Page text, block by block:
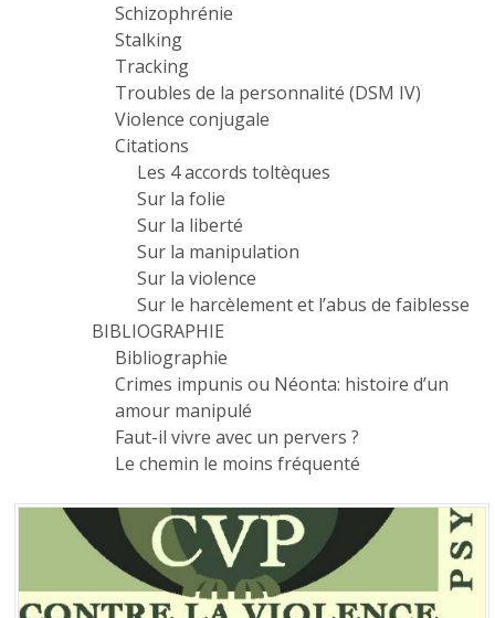
Schizophrénie
Stalking
Tracking
Troubles de la personnalité (DSM IV)
Violence conjugale
Citations
Les 4 accords toltèques
Sur la folie
Sur la liberté
Sur la manipulation
Sur la violence
Sur le harcèlement et l’abus de faiblesse
BIBLIOGRAPHIE
Bibliographie
Crimes impunis ou Néonta: histoire d’un
amour manipulé
Faut-il vivre avec un pervers ?
Le chemin le moins fréquenté